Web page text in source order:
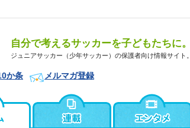
自分で考えるサッカーを子どもたちに。
ジュニアサッカー（少年サッカー）の保護者向け情報サイト。
か条 メルマガ登録